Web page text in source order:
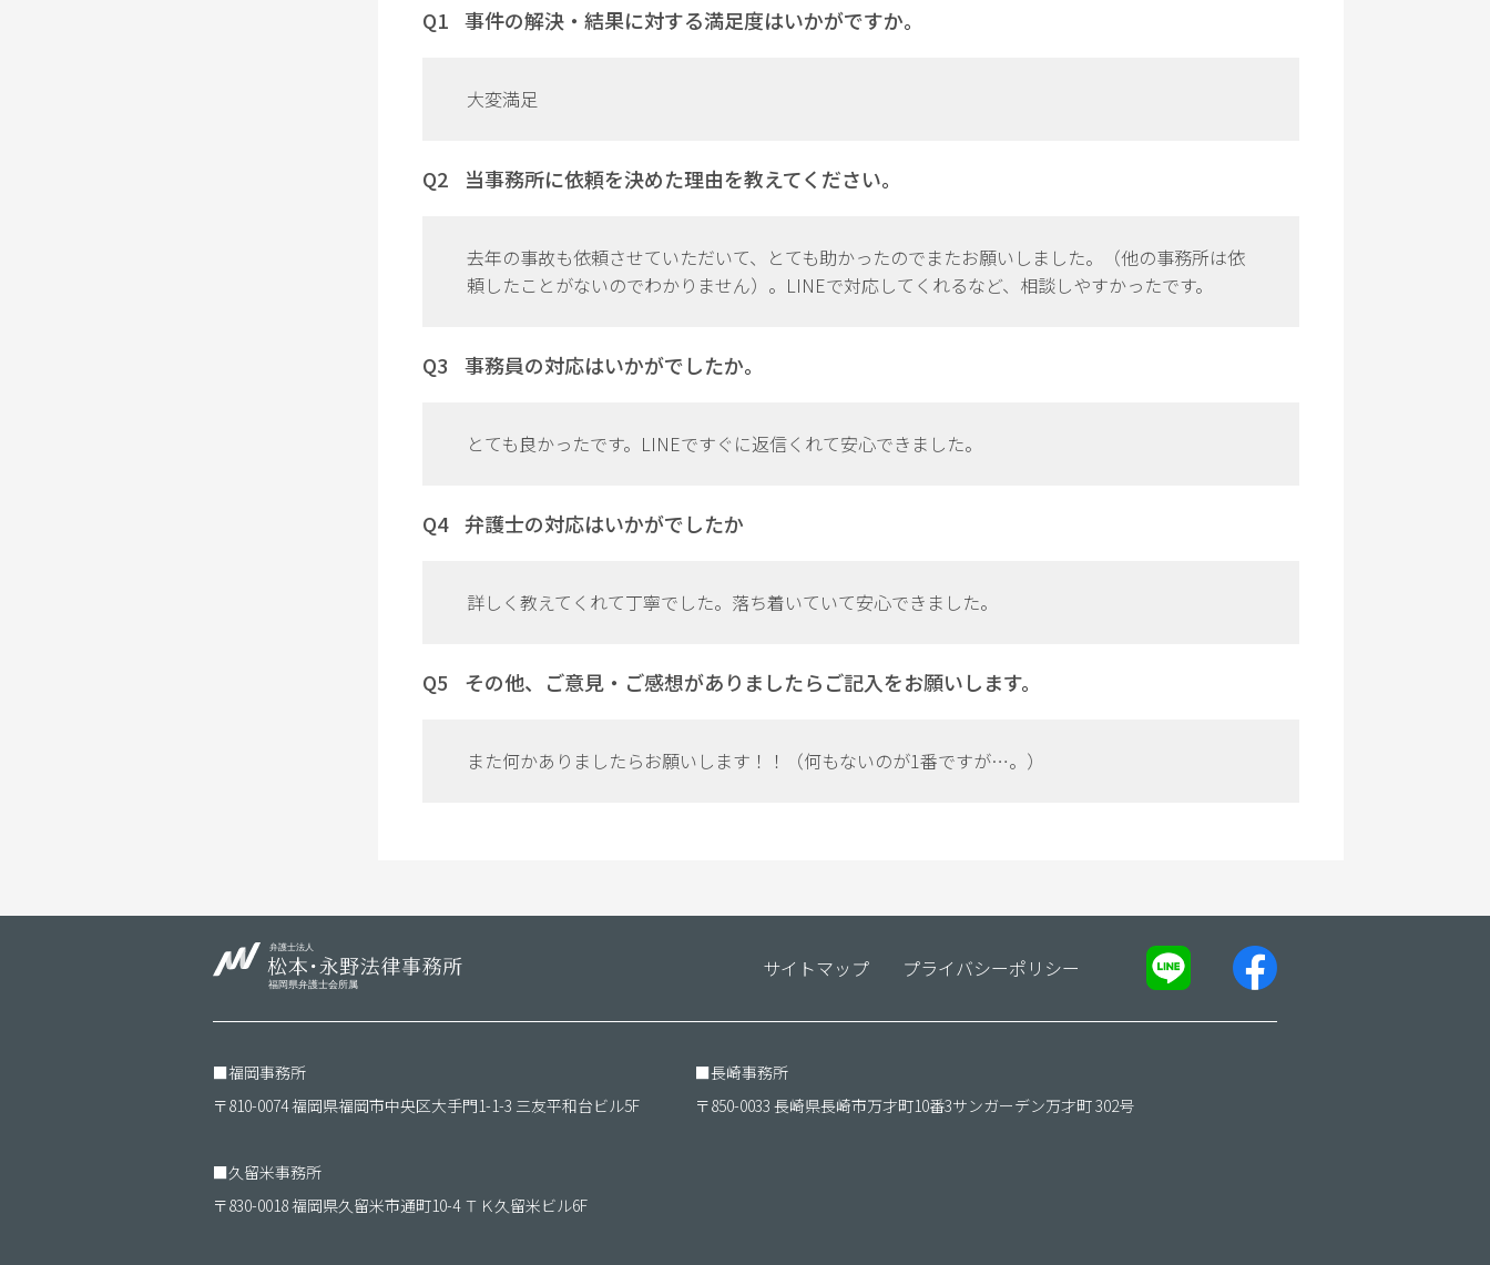
事件の解決・結果に対する満足度はいかがですか。
大変満足
当事務所に依頼を決めた理由を教えてください。
去年の事故も依頼させていただいて、とても助かったのでまたお願いしました。（他の事務所は依
頼したことがないのでわかりません）。LINEで対応してくれるなど、相談しやすかったです。
事務員の対応はいかがでしたか。
とても良かったです。LINEですぐに返信くれて安心できました。
弁護士の対応はいかがでしたか
詳しく教えてくれて丁寧でした。落ち着いていて安心できました。
その他、ご意見・ご感想がありましたらご記入をお願いします。
また何かありましたらお願いします！！（何もないのが1番ですが…。）
サイトマップ プライバシーポリシー
■福岡事務所
〒810-0074 福岡県福岡市中央区大手門1-1-3 三友平和台ビル5F
■久留米事務所
〒830-0018 福岡県久留米市通町10-4 ＴＫ久留米ビル6F
■長崎事務所
〒850-0033 長崎県長崎市万才町10番3サンガーデン万才町 302号